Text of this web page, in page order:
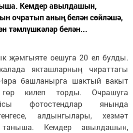
Кемдер авылдашын,
очратып аның белән сөйләшә,
тәмлүшкәләр белән...
җәмгыяте оешуга 20 ел булды.
якташларның чираттагы
башланырга шактый вакыт
килеп торды. Очрашуга
фотостендлар янында
алдынгылары, хезмәт
Кемдер авылдашын,